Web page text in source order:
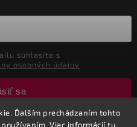
Ďalším prechádzaním tohto
Viac informáciítu.
osobných údajov
sa